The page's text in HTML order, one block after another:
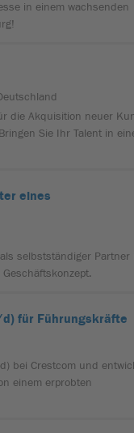
in einem wachsenden
die Akquisition neuer
Sie Ihr Talent in
eines
selbstständiger Partner
für Führungskräfte
bei Crestcom und
einem erprobten